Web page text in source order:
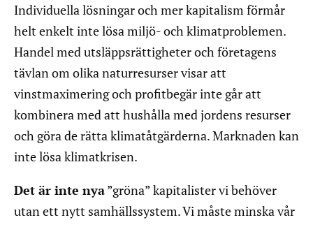
Individuella lösningar och mer kapitalism förmår
helt enkelt inte lösa miljö- och klimatproblemen.
Handel med utsläppsrättigheter och företagens
tävlan om olika naturresurser visar att
vinstmaximering och profitbegär inte går att
kombinera med att hushålla med jordens resurser
och göra de rätta klimatåtgärderna. Marknaden kan
inte lösa klimatkrisen.
Det är inte nya”gröna” kapitalister vi behöver
utan ett nytt samhällssystem. Vi måste minska vår